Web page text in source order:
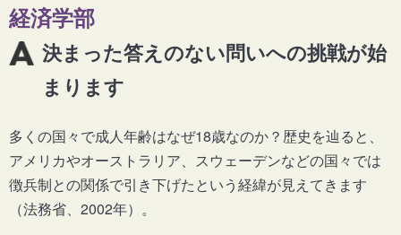
経済学部
決まった答えのない問いへの挑戦が始
まります
多くの国々で成人年齢はなぜ18歳なのか？歴史を辿ると、
アメリカやオーストラリア、スウェーデンなどの国々では
徴兵制との関係で引き下げたという経緯が見えてきます
（法務省、2002年）。